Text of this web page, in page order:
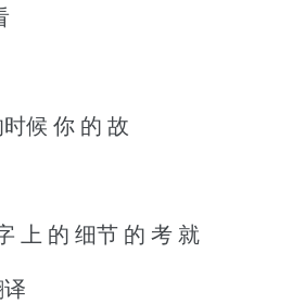
候 你 的 故
上 的 细节 的 考 就